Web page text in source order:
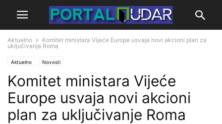
Aktuelno
Komitet ministara Vijeće Europe usvaja novi akcioni plan za
uključivanje Roma
Aktuelno Novosti
Komitet ministara Vijeće
Europe usvaja novi akcioni
plan za uključivanje Roma